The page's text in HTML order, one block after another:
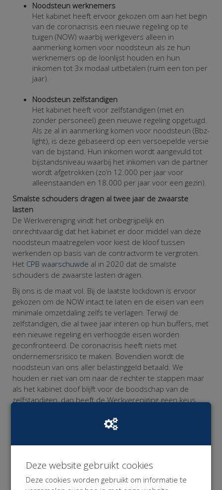
Noodsteun werknemers
Het kabinet heeft ervoor gekozen om aan het begin
van de coronacrisis een nieuwe regeling op te
tuigen (NOW) waarbij werkgevers alleen in
aanmerking komen voor noodsteun als ze hun
werknemers op de loonlijst houden en hun
inkomen tot 3x modaal uitbetalen (ruim een ton per
jaar).
Noodsteun zelfstandigen
Het kabinet heeft voor zelfstandigen (met en
zonder personeel) geen nieuwe regeling opgetuigd.
Als ze al in aanmerking komen voor noodsteun (Bbz-
light), is deze gebaseerd op een versoepelde versie
van de bijstand. Hun inkomen wordt aangevuld tot
bijstandsniveau waarbij het inkomen van de partner
wordt afgetrokken (zo’n 12.000 per jaar voor
alleenstaanden en 18.000 per jaar voor een gezin).
Smalste schouders dragen al twee jaar de zwaarste
lasten
De Werkvereniging vindt het onbegrijpelijk en
onrechtvaardig dat het kabinet er door middel van deze
noodsteun maatregelen voor kiest de kloof tussen
werkenden op basis van de contractvorm te vergroten.
Het CPB waarschuwde al in 2020 dat de smalste
schouders de zwaarste lasten dragen.
Bij ons is de maat vol. Bij de laatste lockdown is ervoor
gekozen om de NOW intact te laten en de eisen van een
minimale omzetdaling zelfs te verlagen. Terwijl de
zelfstandigen, die al twee jaar interen op hun buffers, met
een nieuwe regeling en verhoogde eisen worden
geconfronteerd. De coronacrisis heeft niets met
ondernemersrisico te maken. Bovendien wordt de
noodsteun van ons aller belastinggeld betaald. We
houden er niet van om naar de rechter te stappen maar
als het kabinet doof blijft voor de boodschap van de
zelfstandigen, dan heeft de Werkvereniging geen keus.
Wij gunnen alle werkenden die getroffen worden door de
Corona Maatregelen gepaste en proportionele
middelen beschikt om deze rechtszaak te bekostigen,
hebben we deze
crowd funding campagne
opgezet.
Deze website gebruikt cookies
Deze cookies worden gebruikt om informatie te